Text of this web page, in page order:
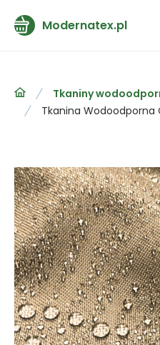
Modernatex.pl
Tkaniny
Tkanina